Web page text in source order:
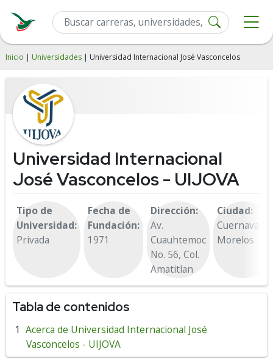
Inicio | Universidades | Universidad Internacional José Vasconcelos
Universidad Internacional
José Vasconcelos - UIJOVA
Tipo de
Universidad:
Privada
Fecha de
Fundación:
1971
Dirección:
Av.
Cuauhtemoc
No. 56, Col.
Amatitlan
Ciudad:
Cuernavaca,
Morelos
Tabla de contenidos
Acerca de Universidad Internacional José
Vasconcelos - UIJOVA